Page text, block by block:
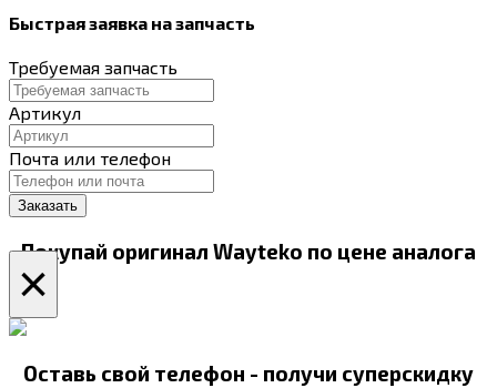
Быстрая заявка на запчасть
Требуемая запчасть
Артикул
Почта или телефон
Покупай оригинал Wayteko по цене аналога
×
Оставь свой телефон - получи суперскидку